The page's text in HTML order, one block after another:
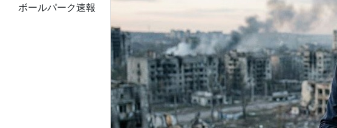
ボールパーク速報